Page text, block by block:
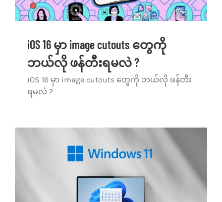
iOS 16 မှာ image cutouts တွေကို
ဘယ်လို ဖန်တီးရမလဲ ?
iOS 16 မှာ image cutouts တွေကို ဘယ်လို ဖန်တီး
ရမလဲ ?